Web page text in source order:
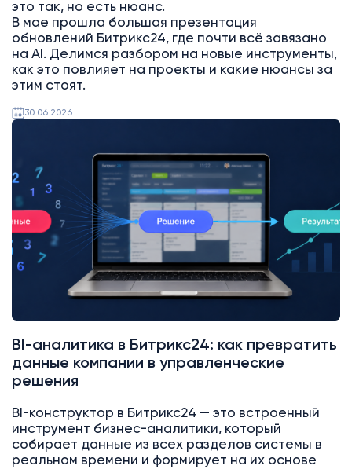
это так, но есть нюанс.
В мае прошла большая презентация
обновлений Битрикс24, где почти всё завязано
на AI. Делимся разбором на новые инструменты,
как это повлияет на проекты и какие нюансы за
этим стоят.
30.06.2026
BI-аналитика в Битрикс24: как превратить
данные компании в управленческие
решения
BI-конструктор в Битрикс24 — это встроенный
инструмент бизнес-аналитики, который
собирает данные из всех разделов системы в
реальном времени и формирует на их основе